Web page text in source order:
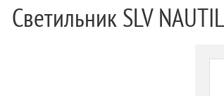
Светильник SLV